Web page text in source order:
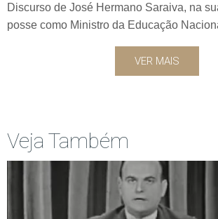
Discurso de José Hermano Saraiva, na
posse como Ministro da Educação
VER MAIS
Veja Também